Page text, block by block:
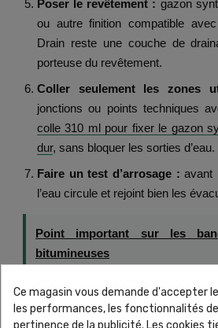
Poser le revêtement : gazon
ou autre finition compatible
Drain reste une couche de
porteuse du revêtement.
Coller seulement les zones
jonctions ou points techniques
colle 310 ml pour fixer le gazon
dur, sans bloquer les sorties d’eau.
Faire un test d’arrosage : avant
l’eau circule et rejoint bien les
Point important sur les
bitumineuses
certaines zones utiles, mais
transformer la sous-couche en
Ce magasin vous demande d'accepter
les performances, les fonctionnalités
pertinence de la publicité. Les cookies